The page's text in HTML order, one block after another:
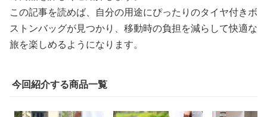
この記事を読めば、自分の用途にぴったりのタイヤ付きボ
ストンバッグが見つかり、移動時の負担を減らして快適な
旅を楽しめるようになります。
今回紹介する商品一覧